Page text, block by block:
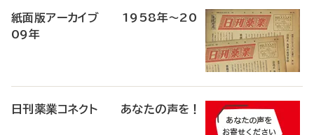
紙面版アーカイブ 1958年～20
09年
日刊薬業コネクト あなたの声を！